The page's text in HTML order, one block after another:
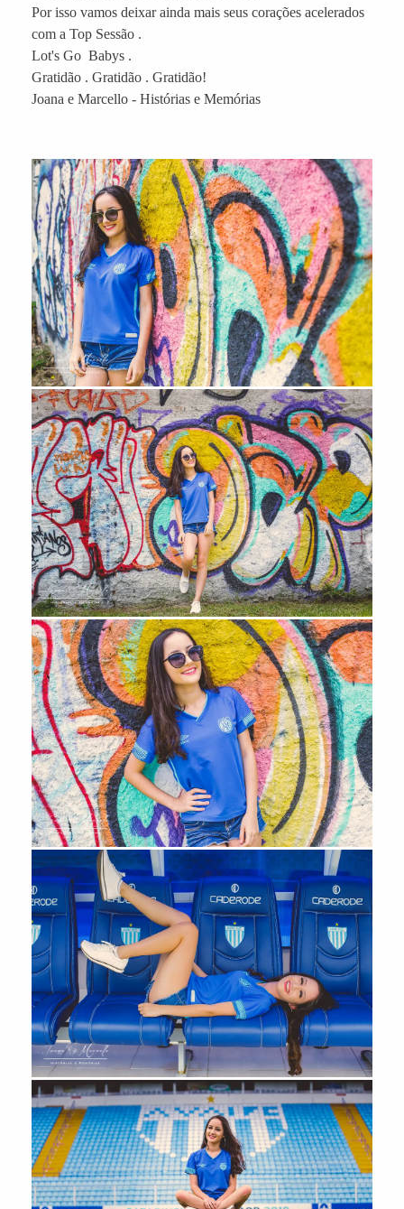
Por isso vamos deixar ainda mais seus corações acelerados
com a Top Sessão .
Lot's Go Babys .
Gratidão . Gratidão . Gratidão!
Joana e Marcello - Histórias e Memórias